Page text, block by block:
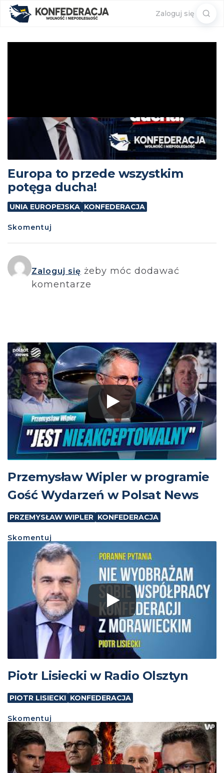
Zaloguj się
Europa to przede wszystkim
potęga ducha!
UNIA EUROPEJSKA KONFEDERACJA
Skomentuj
Zaloguj się żeby móc dodawać
komentarze
Przemysław Wipler w programie
Gość Wydarzeń w Polsat News
PRZEMYSŁAW WIPLER KONFEDERACJA
Skomentuj
Piotr Lisiecki w Radio Olsztyn
PIOTR LISIECKI KONFEDERACJA
Skomentuj